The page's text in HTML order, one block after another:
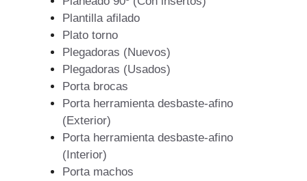
Plantilla afilado
Plato torno
Plegadoras (Nuevos)
Plegadoras (Usados)
Porta brocas
Porta herramienta desbaste-afino
(Exterior)
Porta herramienta desbaste-afino
(Interior)
Porta machos